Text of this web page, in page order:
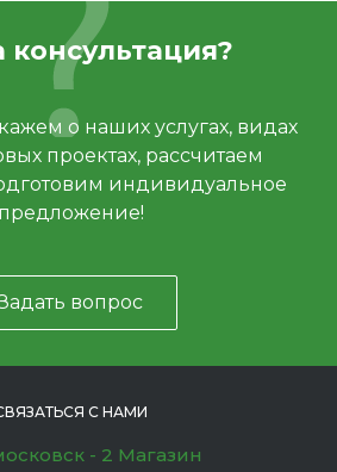
о наших услугах, видах
проектах, рассчитаем
индивидуальное
предложение!
вопрос
С НАМИ
- 2 Магазин